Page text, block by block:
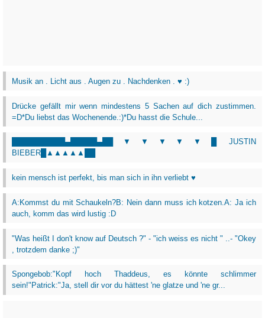
Musik an . Licht aus . Augen zu . Nachdenken . ♥ :)
Drücke gefällt mir wenn mindestens 5 Sachen auf dich zustimmen.
=D*Du liebst das Wochenende.:)*Du hasst die Schule...
██████████▄█████▄██▼▼▼▼▼█ JUSTIN
BIEBER█▲▲▲▲▲██
kein mensch ist perfekt, bis man sich in ihn verliebt ♥
A:Kommst du mit Schaukeln?B: Nein dann muss ich kotzen.A: Ja ich
auch, komm das wird lustig :D
"Was heißt I don't know auf Deutsch ?" - "ich weiss es nicht " ..- "Okey
, trotzdem danke ;)"
Spongebob:"Kopf hoch Thaddeus, es könnte schlimmer
sein!"Patrick:"Ja, stell dir vor du hättest 'ne glatze und 'ne gr...